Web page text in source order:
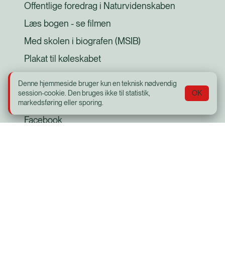
Offentlige foredrag i Naturvidenskaben
Læs bogen - se filmen
Med skolen i biografen (MSIB)
Plakat til køleskabet
Social
Facebook
Denne hjemmeside bruger kun en teknisk nødvendig
session-cookie. Den bruges ikke til statistik,
markedsføring eller sporing.
OK